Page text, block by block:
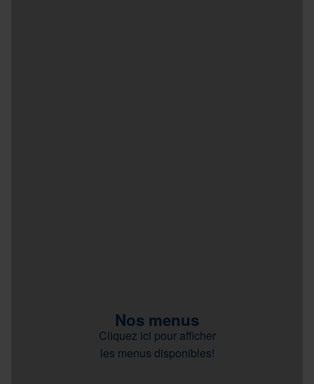
Nos menus
Cliquez ici pour afficher
les menus disponibles!